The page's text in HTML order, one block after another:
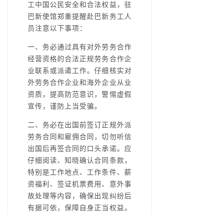
工中国公民安全和合法权益，驻
巴新使馆郑重提醒赴巴新务工人
员注意以下事项：
一、务必通过具有对外劳务合作
经营资格的合法正规劳务合作企
业联系或派遣工作。仔细核实对
外劳务合作企业和海外企业从业
资质，提高防范意识，警惕虚假
宣传，谨防上当受骗。
二、务必在出国前签订正规外派
劳务合同和雇佣合同，切勿听信
出国后再签合同的口头承诺。应
仔细阅读、知晓确认合同条款，
特别是工作地点、工作条件、薪
资福利、签证机票费用、意外事
故处理等内容，确保出现纠纷后
有据可依，保障自身正当权益。